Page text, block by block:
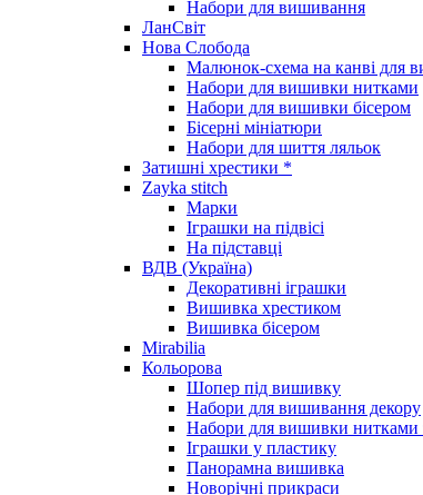
Набори для вишивання
ЛанСвіт
Нова Слобода
Малюнок-схема на канві для
Набори для вишивки нитками
Набори для вишивки бісером
Бісерні мініатюри
Набори для шиття ляльок
Затишні хрестики *
Zayka stitch
Марки
Іграшки на підвісі
На підставці
ВДВ (Україна)
Декоративні іграшки
Вишивка хрестиком
Вишивка бісером
Mirabilia
Кольорова
Шопер під вишивку
Набори для вишивання декору
Набори для вишивки нитками
Іграшки у пластику
Панорамна вишивка
Новорічні прикраси